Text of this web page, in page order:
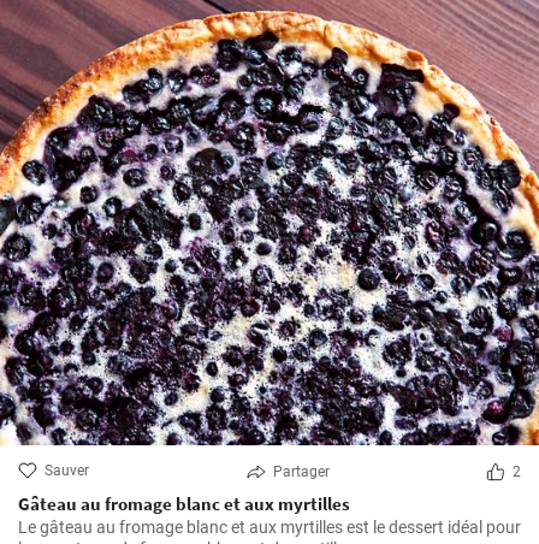
Sauver Partager 2
Gâteau au fromage blanc et aux myrtilles
Le gâteau au fromage blanc et aux myrtilles est le dessert idéal pour